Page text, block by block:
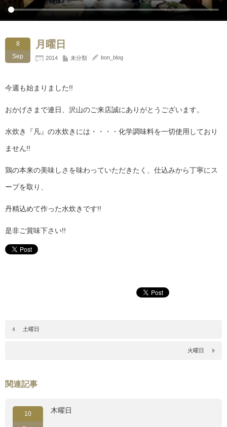
8
Sep
月曜日
2014 未分類 bon_blog
今週も始まりました!!
おかげさまで連日、沢山のご来店誠にありがとうございます。
水炊き『凡』の水炊きには・・・・化学調味料を一切使用しており
ません!!
鶏の本来の美味しさを味わっていただきたく、仕込みから丁寧にス
ープを取り、
丹精込めて作った水炊きです!!
是非ご賞味下さい!!
土曜日
火曜日
関連記事
10 木曜日